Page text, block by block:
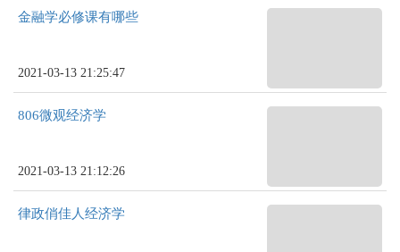
金融学必修课有哪些
2021-03-13 21:25:47
806微观经济学
2021-03-13 21:12:26
律政俏佳人经济学